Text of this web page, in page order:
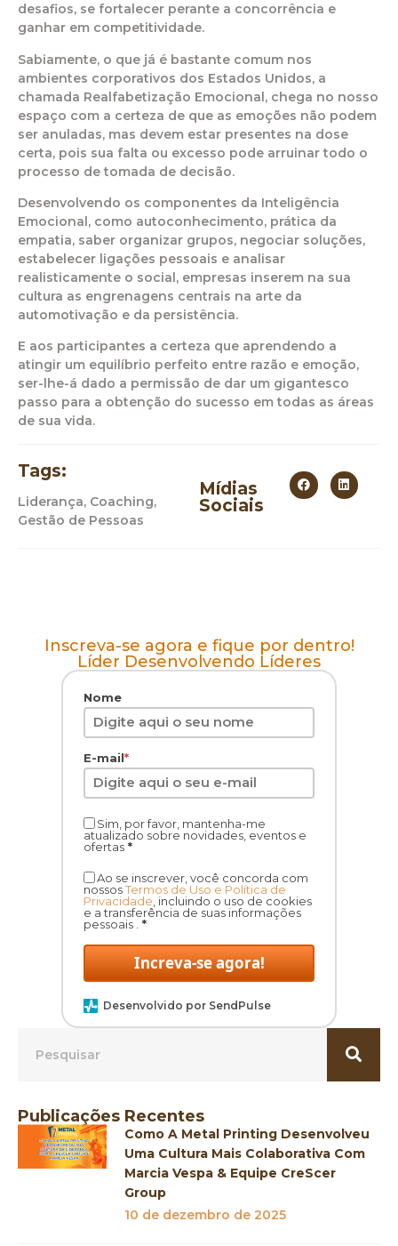
desafios, se fortalecer perante a concorrência e
ganhar em competitividade.
Sabiamente, o que já é bastante comum nos
ambientes corporativos dos Estados Unidos, a
chamada Realfabetização Emocional, chega no nosso
espaço com a certeza de que as emoções não podem
ser anuladas, mas devem estar presentes na dose
certa, pois sua falta ou excesso pode arruinar todo o
processo de tomada de decisão.
Desenvolvendo os componentes da Inteligência
Emocional, como autoconhecimento, prática da
empatia, saber organizar grupos, negociar soluções,
estabelecer ligações pessoais e analisar
realisticamente o social, empresas inserem na sua
cultura as engrenagens centrais na arte da
automotivação e da persistência.
E aos participantes a certeza que aprendendo a
atingir um equilíbrio perfeito entre razão e emoção,
ser-lhe-á dado a permissão de dar um gigantesco
passo para a obtenção do sucesso em todas as áreas
de sua vida.
Tags:
Liderança, Coaching,
Gestão de Pessoas
Mídias
Sociais
Inscreva-se agora e fique por dentro!
Líder Desenvolvendo Líderes
Nome
E-mail*
Sim, por favor, mantenha-me
atualizado sobre novidades, eventos e
ofertas *
Ao se inscrever, você concorda com
nossosTermos de Uso e Política de
Privacidade , incluindo o uso de cookies
e a transferência de suas informações
pessoais .
*
Increva-se agora!
Desenvolvido por SendPulse
Publicações Recentes
Como A Metal Printing Desenvolveu
Uma Cultura Mais Colaborativa Com
Marcia Vespa & Equipe CreScer
Group
10 de dezembro de 2025